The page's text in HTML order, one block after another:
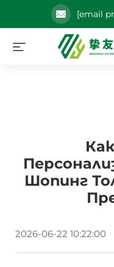
[email
Шопинг
2026-06-22 10:22:00